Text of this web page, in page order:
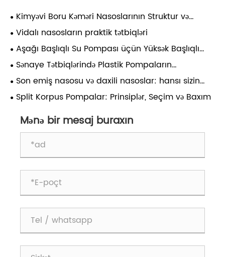
Kimyəvi Boru Kəməri Nasoslarının Struktur və
Performans Təhlili
Vidalı nasosların praktik tətbiqləri
Aşağı Başlıqlı Su Pompası üçün Yüksək Başlıqlı
Mərkəzdənqaçma Nasosların İstifadəsi üzrə Qeydlər
Sənaye Tətbiqlərində Plastik Pompaların
Üstünlükləri, Məhdudiyyətləri və Tətbiq Ssenariləri
Son emiş nasosu və daxili nasoslar: hansı sizin
üçün uyğundur?
Split Korpus Pompalar: Prinsiplər, Seçim və Baxım
Mənə bir mesaj buraxın